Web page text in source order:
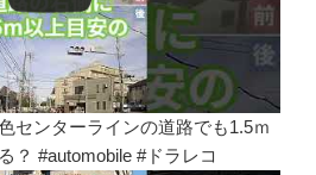
センターラインの道路でも1.5ｍ
？ #automobile #ドラレコ